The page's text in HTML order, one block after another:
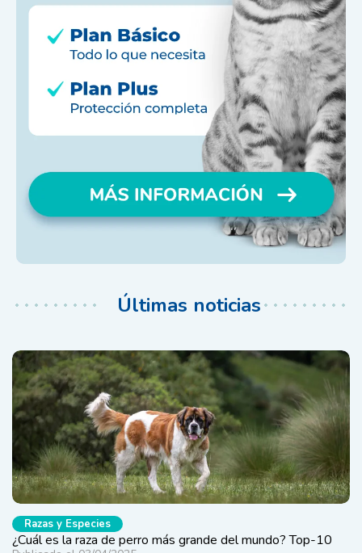
Últimas noticias
Razas y Especies
¿Cuál es la raza de perro más grande del mundo​? Top-10